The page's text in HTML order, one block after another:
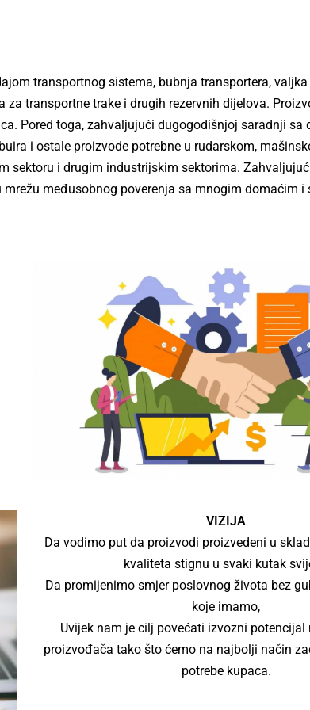
transportnog sistema, bubnja transportera,
transportne trake i drugih rezervnih dijelova.
Pored toga, zahvaljujući dugogodišnjoj saradnji sa
i ostale proizvode potrebne u rudarskom,
sektoru i drugim industrijskim sektorima.
međusobnog poverenja sa mnogim domaćim i
VIZIJA
Da vodimo put da proizvodi proizvedeni u
kvaliteta stignu u svaki kutak
Da promijenimo smjer poslovnog života bez
koje imamo,
Uvijek nam je cilj povećati izvozni potencijal
proizvođača tako što ćemo na najbolji način
potrebe kupaca.